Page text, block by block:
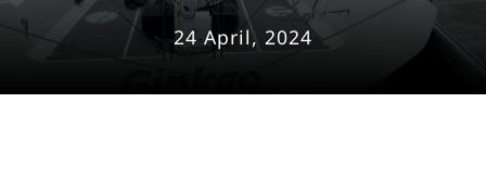
24 April, 2024